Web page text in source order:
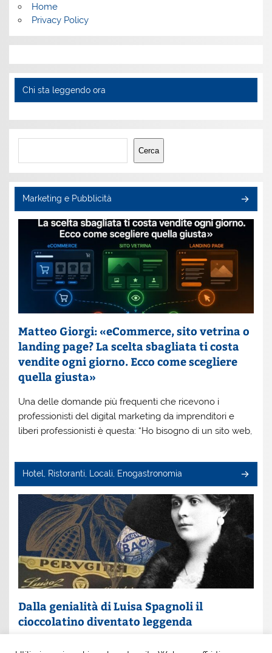
Home
Privacy Policy
Chi sta leggendo ora
Cerca
Cerca
Marketing e Pubblicità
Matteo Giorgi: «eCommerce, sito vetrina o
landing page? La scelta sbagliata ti costa
vendite ogni giorno. Ecco come scegliere
quella giusta»
Una delle domande più frequenti che ricevono i
professionisti del digital marketing da imprenditori e
liberi professionisti è questa: “Ho bisogno di un sito web,
Hotel, Ristoranti, Locali, Enogastronomia
Dalla genialità di Luisa Spagnoli il
cioccolatino diventato leggenda